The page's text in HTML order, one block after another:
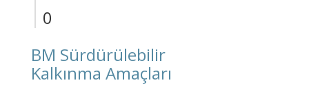
0
BM Sürdürülebilir
Kalkınma Amaçları